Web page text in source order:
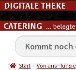
Start Von uns - für Sie